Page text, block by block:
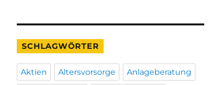
SCHLAGWÖRTER
Aktien Altersvorsorge Anlageberatung